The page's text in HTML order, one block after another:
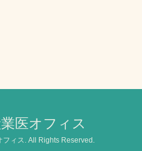
医オフィス
フィス . All Rights Reserved.